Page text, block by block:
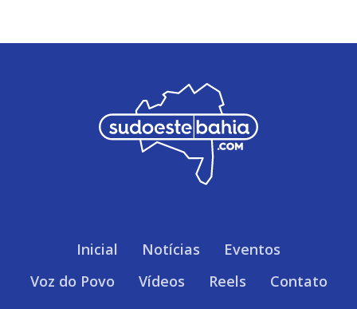
Inicial Notícias
Eventos
Voz do Povo
Vídeos Reels Contato